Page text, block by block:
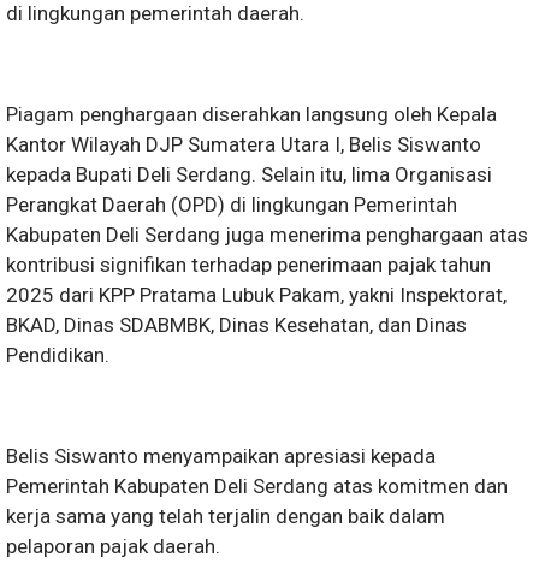
di lingkungan pemerintah daerah.
Piagam penghargaan diserahkan langsung oleh Kepala
Kantor Wilayah DJP Sumatera Utara I, Belis Siswanto
kepada Bupati Deli Serdang. Selain itu, lima Organisasi
Perangkat Daerah (OPD) di lingkungan Pemerintah
Kabupaten Deli Serdang juga menerima penghargaan atas
kontribusi signifikan terhadap penerimaan pajak tahun
2025 dari KPP Pratama Lubuk Pakam, yakni Inspektorat,
BKAD, Dinas SDABMBK, Dinas Kesehatan, dan Dinas
Pendidikan.
Belis Siswanto menyampaikan apresiasi kepada
Pemerintah Kabupaten Deli Serdang atas komitmen dan
kerja sama yang telah terjalin dengan baik dalam
pelaporan pajak daerah.